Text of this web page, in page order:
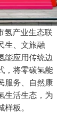
氢产业生态联
生、文旅融
能应用传统边
，将零碳氢能
服务、自然康
生活生态，为
板。